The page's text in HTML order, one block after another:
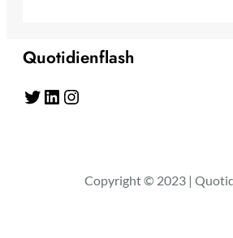
Quotidienflash
Twitter LinkedIn Instagram
Copyright © 2023 |